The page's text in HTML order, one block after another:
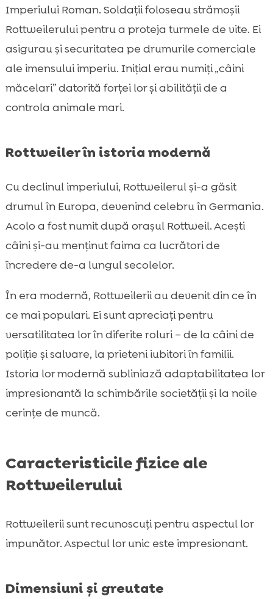
Imperiului Roman. Soldații foloseau strămoșii
Rottweilerului pentru a proteja turmele de vite. Ei
asigurau și securitatea pe drumurile comerciale
ale imensului imperiu. Inițial erau numiți „câini
măcelari” datorită forței lor și abilității de a
controla animale mari.
Rottweiler în istoria modernă
Cu declinul imperiului, Rottweilerul și-a găsit
drumul în Europa, devenind celebru în Germania.
Acolo a fost numit după orașul Rottweil. Acești
câini și-au menținut faima ca lucrători de
încredere de-a lungul secolelor.
În era modernă, Rottweilerii au devenit din ce în
ce mai populari. Ei sunt apreciați pentru
versatilitatea lor în diferite roluri – de la câini de
poliție și salvare, la prieteni iubitori în familii.
Istoria lor modernă subliniază adaptabilitatea lor
impresionantă la schimbările societății și la noile
cerințe de muncă.
Caracteristicile fizice ale
Rottweilerului
Rottweilerii sunt recunoscuți pentru aspectul lor
impunător. Aspectul lor unic este impresionant.
Dimensiuni și greutate